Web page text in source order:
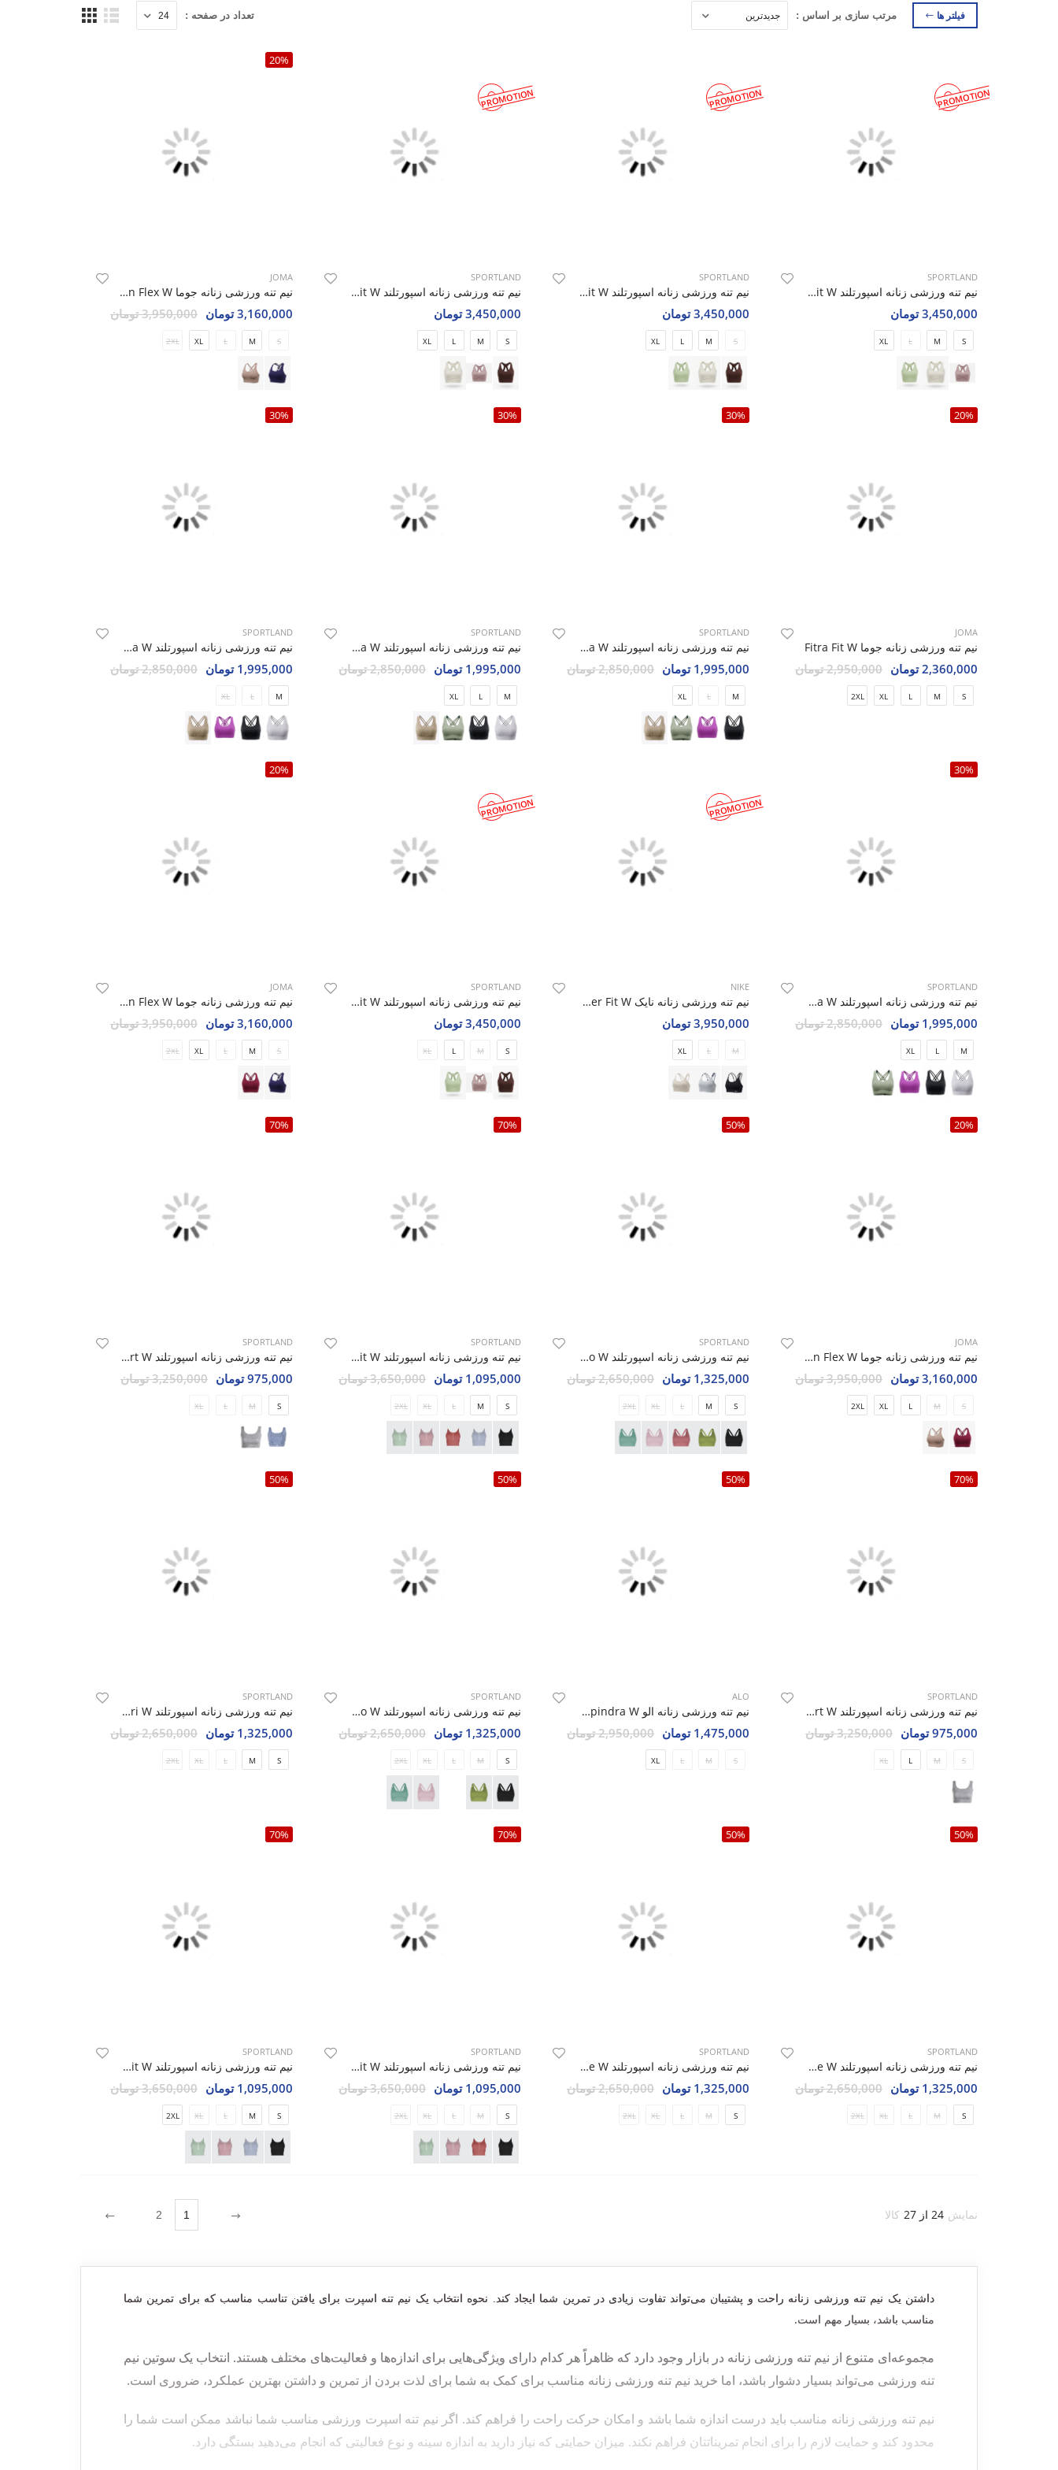
فیلتر ها مرتب سازی بر اساس : تعداد در صفحه :
PROMOTION
SPORTLAND
نیم تنه ورزشی زنانه اسپورتلند Elevate Fit W
3,450,000 تومان
S
M
L
XL
PROMOTION
SPORTLAND
نیم تنه ورزشی زنانه اسپورتلند Elevate Fit W
3,450,000 تومان
S
M
L
XL
PROMOTION
SPORTLAND
نیم تنه ورزشی زنانه اسپورتلند Elevate Fit W
3,450,000 تومان
S
M
L
XL
20%
JOMA
نیم تنه ورزشی زنانه جوما Moon Flex W
3,160,000 تومان 3,950,000 تومان
S
M
L
XL
2XL
20%
JOMA
نیم تنه ورزشی زنانه جوما Fitra Fit W
2,360,000 تومان 2,950,000 تومان
S
M
L
XL
2XL
30%
SPORTLAND
نیم تنه ورزشی زنانه اسپورتلند Velina W
1,995,000 تومان 2,850,000 تومان
M
L
XL
30%
SPORTLAND
نیم تنه ورزشی زنانه اسپورتلند Velina W
1,995,000 تومان 2,850,000 تومان
M
L
XL
30%
SPORTLAND
نیم تنه ورزشی زنانه اسپورتلند Velina W
1,995,000 تومان 2,850,000 تومان
M
L
XL
30%
SPORTLAND
نیم تنه ورزشی زنانه اسپورتلند Velina W
1,995,000 تومان 2,850,000 تومان
M
L
XL
PROMOTION
NIKE
نیم تنه ورزشی زنانه نایک Nike Power Fit W
3,950,000 تومان
M
L
XL
PROMOTION
SPORTLAND
نیم تنه ورزشی زنانه اسپورتلند Elevate Fit W
3,450,000 تومان
S
M
L
XL
20%
JOMA
نیم تنه ورزشی زنانه جوما Moon Flex W
3,160,000 تومان 3,950,000 تومان
S
M
L
XL
2XL
20%
JOMA
نیم تنه ورزشی زنانه جوما Moon Flex W
3,160,000 تومان 3,950,000 تومان
S
M
L
XL
2XL
50%
SPORTLAND
نیم تنه ورزشی زنانه اسپورتلند Fino W
1,325,000 تومان 2,650,000 تومان
S
M
L
XL
2XL
70%
SPORTLAND
نیم تنه ورزشی زنانه اسپورتلند Tek Fit W
1,095,000 تومان 3,650,000 تومان
S
M
L
XL
2XL
70%
SPORTLAND
نیم تنه ورزشی زنانه اسپورتلند Prime Sport W
975,000 تومان 3,250,000 تومان
S
M
L
XL
70%
SPORTLAND
نیم تنه ورزشی زنانه اسپورتلند Prime Sport W
975,000 تومان 3,250,000 تومان
S
M
L
XL
50%
ALO
نیم تنه ورزشی زنانه الو Alo Spindra W
1,475,000 تومان 2,950,000 تومان
S
M
L
XL
50%
SPORTLAND
نیم تنه ورزشی زنانه اسپورتلند Fino W
1,325,000 تومان 2,650,000 تومان
S
M
L
XL
2XL
50%
SPORTLAND
نیم تنه ورزشی زنانه اسپورتلند Agri W
1,325,000 تومان 2,650,000 تومان
S
M
L
XL
2XL
50%
SPORTLAND
نیم تنه ورزشی زنانه اسپورتلند Cavone W
1,325,000 تومان 2,650,000 تومان
S
M
L
XL
2XL
50%
SPORTLAND
نیم تنه ورزشی زنانه اسپورتلند Cavone W
1,325,000 تومان 2,650,000 تومان
S
M
L
XL
2XL
70%
SPORTLAND
نیم تنه ورزشی زنانه اسپورتلند Tek Fit W
1,095,000 تومان 3,650,000 تومان
S
M
L
XL
2XL
70%
SPORTLAND
نیم تنه ورزشی زنانه اسپورتلند Tek Fit W
1,095,000 تومان 3,650,000 تومان
S
M
L
XL
2XL
نمایش 24 از 27 کالا 1
2
داشتن یک نیم تنه ورزشی زنانه راحت و پشتیبان می‌تواند تفاوت زیادی در تمرین شما ایجاد کند. نحوه انتخاب یک نیم تنه اسپرت برای یافتن تناسب مناسب که برای تمرین شما
مناسب باشد، بسیار مهم است.
مجموعه‌ای متنوع از نیم تنه ورزشی زنانه در بازار وجود دارد که ظاهراً هر کدام دارای ویژگی‌هایی برای اندازه‌ها و فعالیت‌های مختلف هستند. انتخاب یک سوتین نیم
تنه ورزشی می‌تواند بسیار دشوار باشد، اما خرید نیم تنه ورزشی زنانه مناسب برای کمک به شما برای لذت بردن از تمرین و داشتن بهترین عملکرد، ضروری است.
نیم تنه ورزشی زنانه مناسب باید درست اندازه شما باشد و امکان حرکت راحت را فراهم کند. اگر نیم تنه اسپرت ورزشی مناسب شما نباشد ممکن است شما را
محدود ‌کند و حمایت لازم را برای انجام تمریناتتان فراهم نکند. میزان حمایتی که نیاز دارید به اندازه سینه و نوع فعالیتی که انجام می‌دهید بستگی دارد .